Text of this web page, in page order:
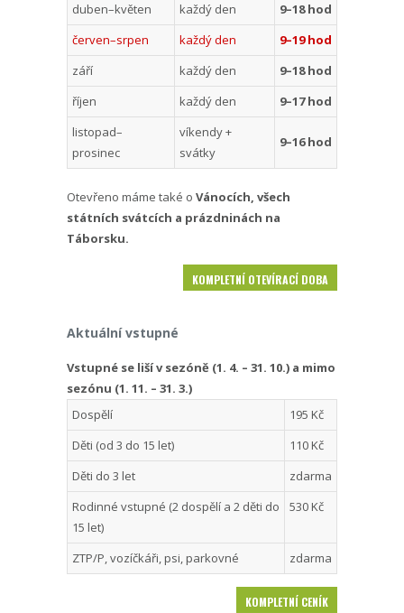
duben–květen každý den
9–18 hod
červen–srpen
každý den
9–19 hod
září
každý den
9–18 hod
říjen
každý den
9–17 hod
listopad–
prosinec
víkendy +
svátky
9–16 hod
Otevřeno máme také o Vánocích, všech
státních svátcích a prázdninách na
Táborsku.
KOMPLETNÍ OTEVÍRACÍ DOBA
Aktuální vstupné
Vstupné se liší v sezóně (1. 4. – 31. 10.) a mimo
sezónu (1. 11. – 31. 3.)
Dospělí
195 Kč
Děti (od 3 do 15 let)
110 Kč
Děti do 3 let
zdarma
Rodinné vstupné (2 dospělí a 2 děti do
15 let)
530 Kč
ZTP/P, vozíčkáři, psi, parkovné zdarma
KOMPLETNÍ CENÍK